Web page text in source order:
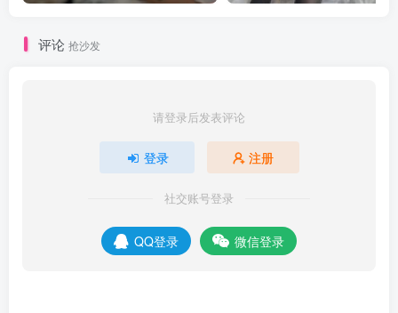
评论 抢沙发
请登录后发表评论
登录 注册
社交账号登录
QQ登录 微信登录